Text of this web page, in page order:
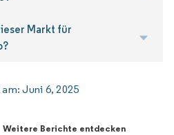
Markt für
am:Juni 6, 2025
Weitere Berichte entdecken